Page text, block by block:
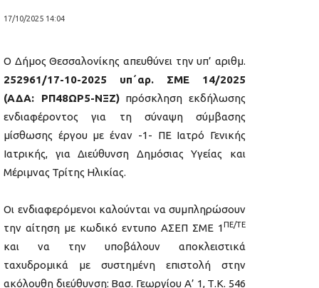
17/10/2025 14:04
Ο Δήμος Θεσσαλονίκης απευθύνει την υπ’ αριθμ.
252961/17-10-2025 υπ΄αρ. ΣΜΕ 14/2025
(ΑΔΑ: ΡΠ48ΩΡ5-ΝΞΖ)πρόσκληση εκδήλωσης
ενδιαφέροντος για τη σύναψη σύμβασης
μίσθωσης έργου με έναν -1- ΠΕ Ιατρό Γενικής
Ιατρικής, για Διεύθυνση Δημόσιας Υγείας και
Μέριμνας Τρίτης Ηλικίας.
Οι ενδιαφερόμενοι καλούνται να συμπληρώσουν
την αίτηση με κωδικό εντυπο ΑΣΕΠ ΣΜΕ 1 ΠΕ/ΤΕ
και να την υποβάλουν αποκλειστικά
ταχυδρομικά με συστημένη επιστολή στην
ακόλουθη διεύθυνση: Βασ. Γεωργίου Α’ 1, Τ.Κ. 546